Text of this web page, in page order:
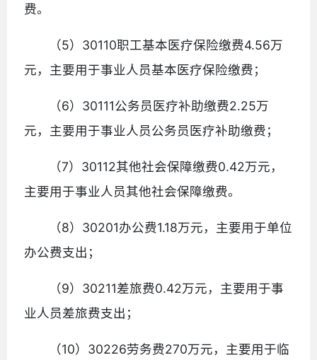
费。
（5）30110职工基本医疗保险缴费4.56万
元，主要用于事业人员基本医疗保险缴费；
（6）30111公务员医疗补助缴费2.25万
元，主要用于事业人员公务员医疗补助缴费；
（7）30112其他社会保障缴费0.42万元，
主要用于事业人员其他社会保障缴费。
（8）30201办公费1.18万元，主要用于单位
办公费支出；
（9）30211差旅费0.42万元，主要用于事
业人员差旅费支出；
（10）30226劳务费270万元，主要用于临